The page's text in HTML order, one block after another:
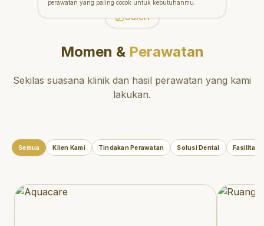
sehingga nyaman untuk
direkomendasikan untuk
dan berkualitas!
Galeri
Momen &Perawatan
Sekilas suasana klinik dan hasil perawatan yang kami
lakukan.
Semua Klien Kami Tindakan Perawatan Solusi Dental Fasilitas
perawatan yang paling cocok untuk kebutuhanmu.